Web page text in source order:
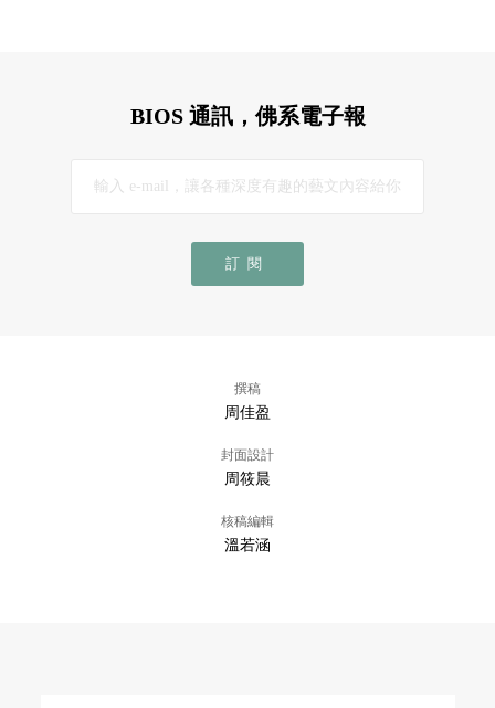
BIOS 通訊，佛系電子報
訂閱
撰稿
周佳盈
封面設計
周筱晨
核稿編輯
溫若涵